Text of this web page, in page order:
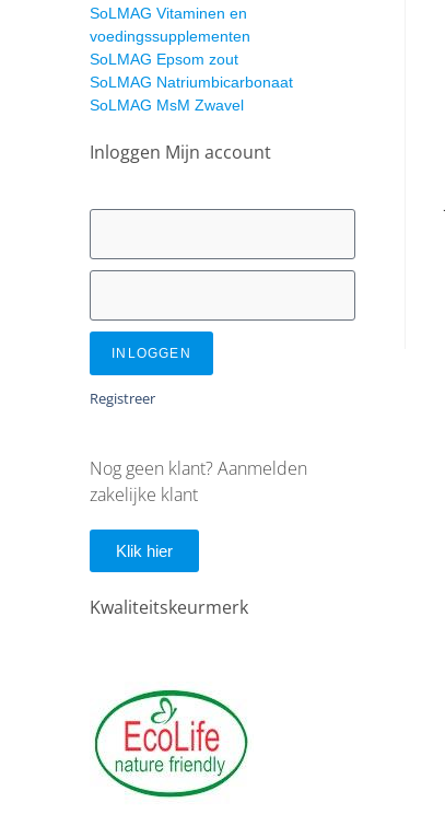
SoLMAG Vitaminen en
voedingssupplementen
SoLMAG Epsom zout
SoLMAG Natriumbicarbonaat
SoLMAG MsM Zwavel
Inloggen Mijn account
INLOGGEN
Registreer
Nog geen klant? Aanmelden
zakelijke klant
Klik hier
Kwaliteitskeurmerk